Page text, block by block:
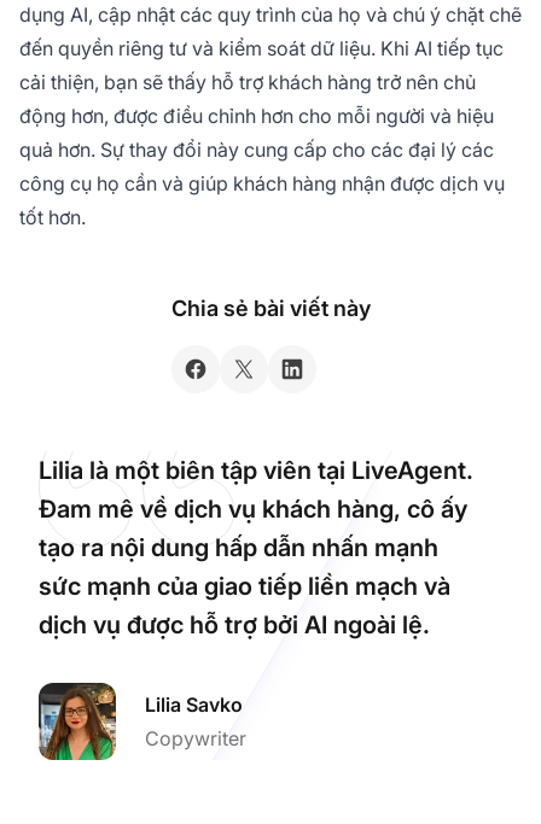
dụng AI, cập nhật các quy trình của họ và chú ý chặt chẽ
đến quyền riêng tư và kiểm soát dữ liệu. Khi AI tiếp tục
cải thiện, bạn sẽ thấy hỗ trợ khách hàng trở nên chủ
động hơn, được điều chỉnh hơn cho mỗi người và hiệu
quả hơn. Sự thay đổi này cung cấp cho các đại lý các
công cụ họ cần và giúp khách hàng nhận được dịch vụ
tốt hơn.
Chia sẻ bài viết này
Lilia là một biên tập viên tại LiveAgent.
Đam mê về dịch vụ khách hàng, cô ấy
tạo ra nội dung hấp dẫn nhấn mạnh
sức mạnh của giao tiếp liền mạch và
dịch vụ được hỗ trợ bởi AI ngoài lệ.
Lilia Savko
Copywriter